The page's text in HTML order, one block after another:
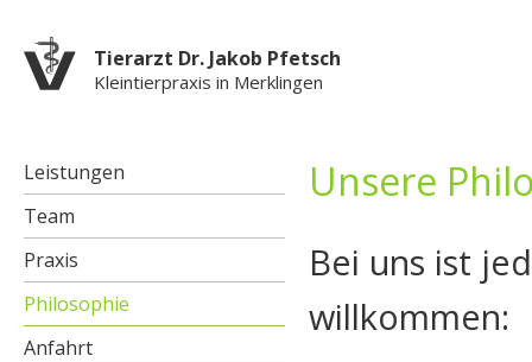
Tierarzt Dr. Jakob Pfetsch
Kleintierpraxis in Merklingen
Leistungen
Team
Praxis
Philosophie
Anfahrt
Unsere
Bei uns ist
willkommen: